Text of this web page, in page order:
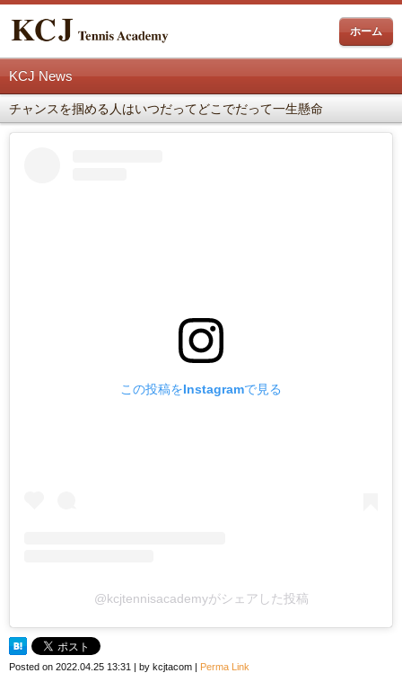
ホーム
KCJ News
チャンスを掴める人はいつだってどこでだって一生懸命
この投稿をInstagramで見る
@kcjtennisacademyがシェアした投稿
Posted on 2022.04.25 13:31 | by kcjtacom | Perma Link